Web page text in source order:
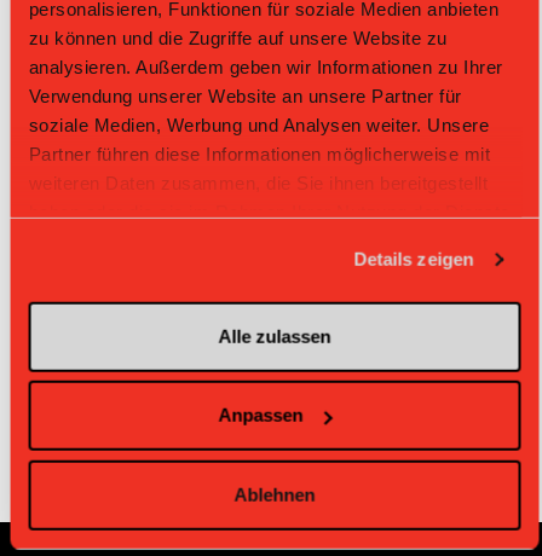
personalisieren, Funktionen für soziale Medien anbieten
zu können und die Zugriffe auf unsere Website zu
analysieren. Außerdem geben wir Informationen zu Ihrer
Verwendung unserer Website an unsere Partner für
soziale Medien, Werbung und Analysen weiter. Unsere
Partner führen diese Informationen möglicherweise mit
weiteren Daten zusammen, die Sie ihnen bereitgestellt
Details zeigen
Alle zulassen
Anpassen
Ablehnen
Portraits des arbitres